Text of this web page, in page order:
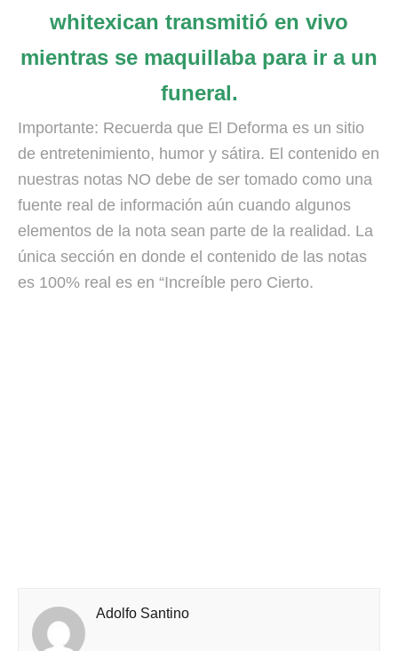
whitexican transmitió en vivo
mientras se maquillaba para ir a un
funeral.
Importante: Recuerda que El Deforma es un sitio
de entretenimiento, humor y sátira. El contenido en
nuestras notas NO debe de ser tomado como una
fuente real de información aún cuando algunos
elementos de la nota sean parte de la realidad. La
única sección en donde el contenido de las notas
es 100% real es en “Increíble pero Cierto.
Adolfo Santino